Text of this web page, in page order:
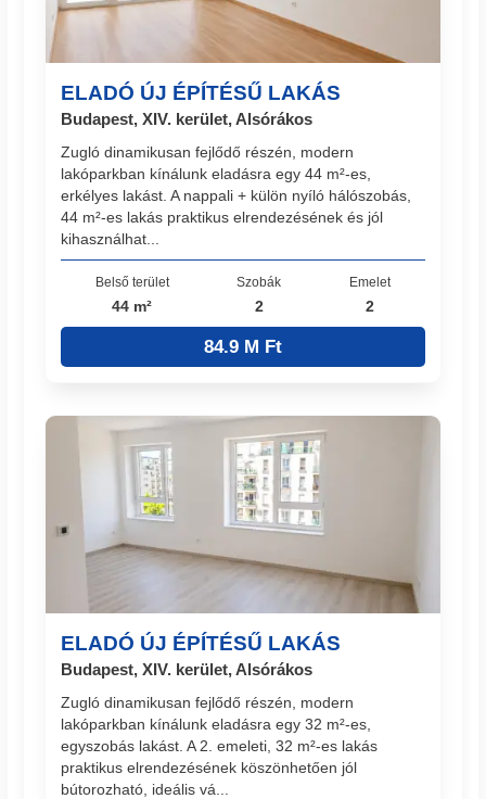
ELADÓ ÚJ ÉPÍTÉSŰ LAKÁS
Budapest, XIV. kerület, Alsórákos
Zugló dinamikusan fejlődő részén, modern
lakóparkban kínálunk eladásra egy 44 m²-es,
erkélyes lakást. A nappali + külön nyíló hálószobás,
44 m²-es lakás praktikus elrendezésének és jól
kihasználhat...
Belső terület
44 m²
Szobák
2
Emelet
2
84.9 M Ft
ELADÓ ÚJ ÉPÍTÉSŰ LAKÁS
Budapest, XIV. kerület, Alsórákos
Zugló dinamikusan fejlődő részén, modern
lakóparkban kínálunk eladásra egy 32 m²-es,
egyszobás lakást. A 2. emeleti, 32 m²-es lakás
praktikus elrendezésének köszönhetően jól
bútorozható, ideális vá...